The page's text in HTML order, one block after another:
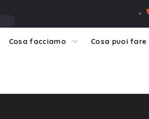
Cosa facciamo Cosa puoi fare